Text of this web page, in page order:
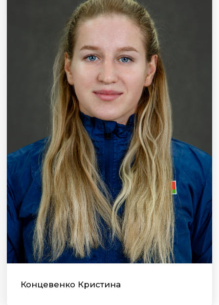
Концевенко Кристина